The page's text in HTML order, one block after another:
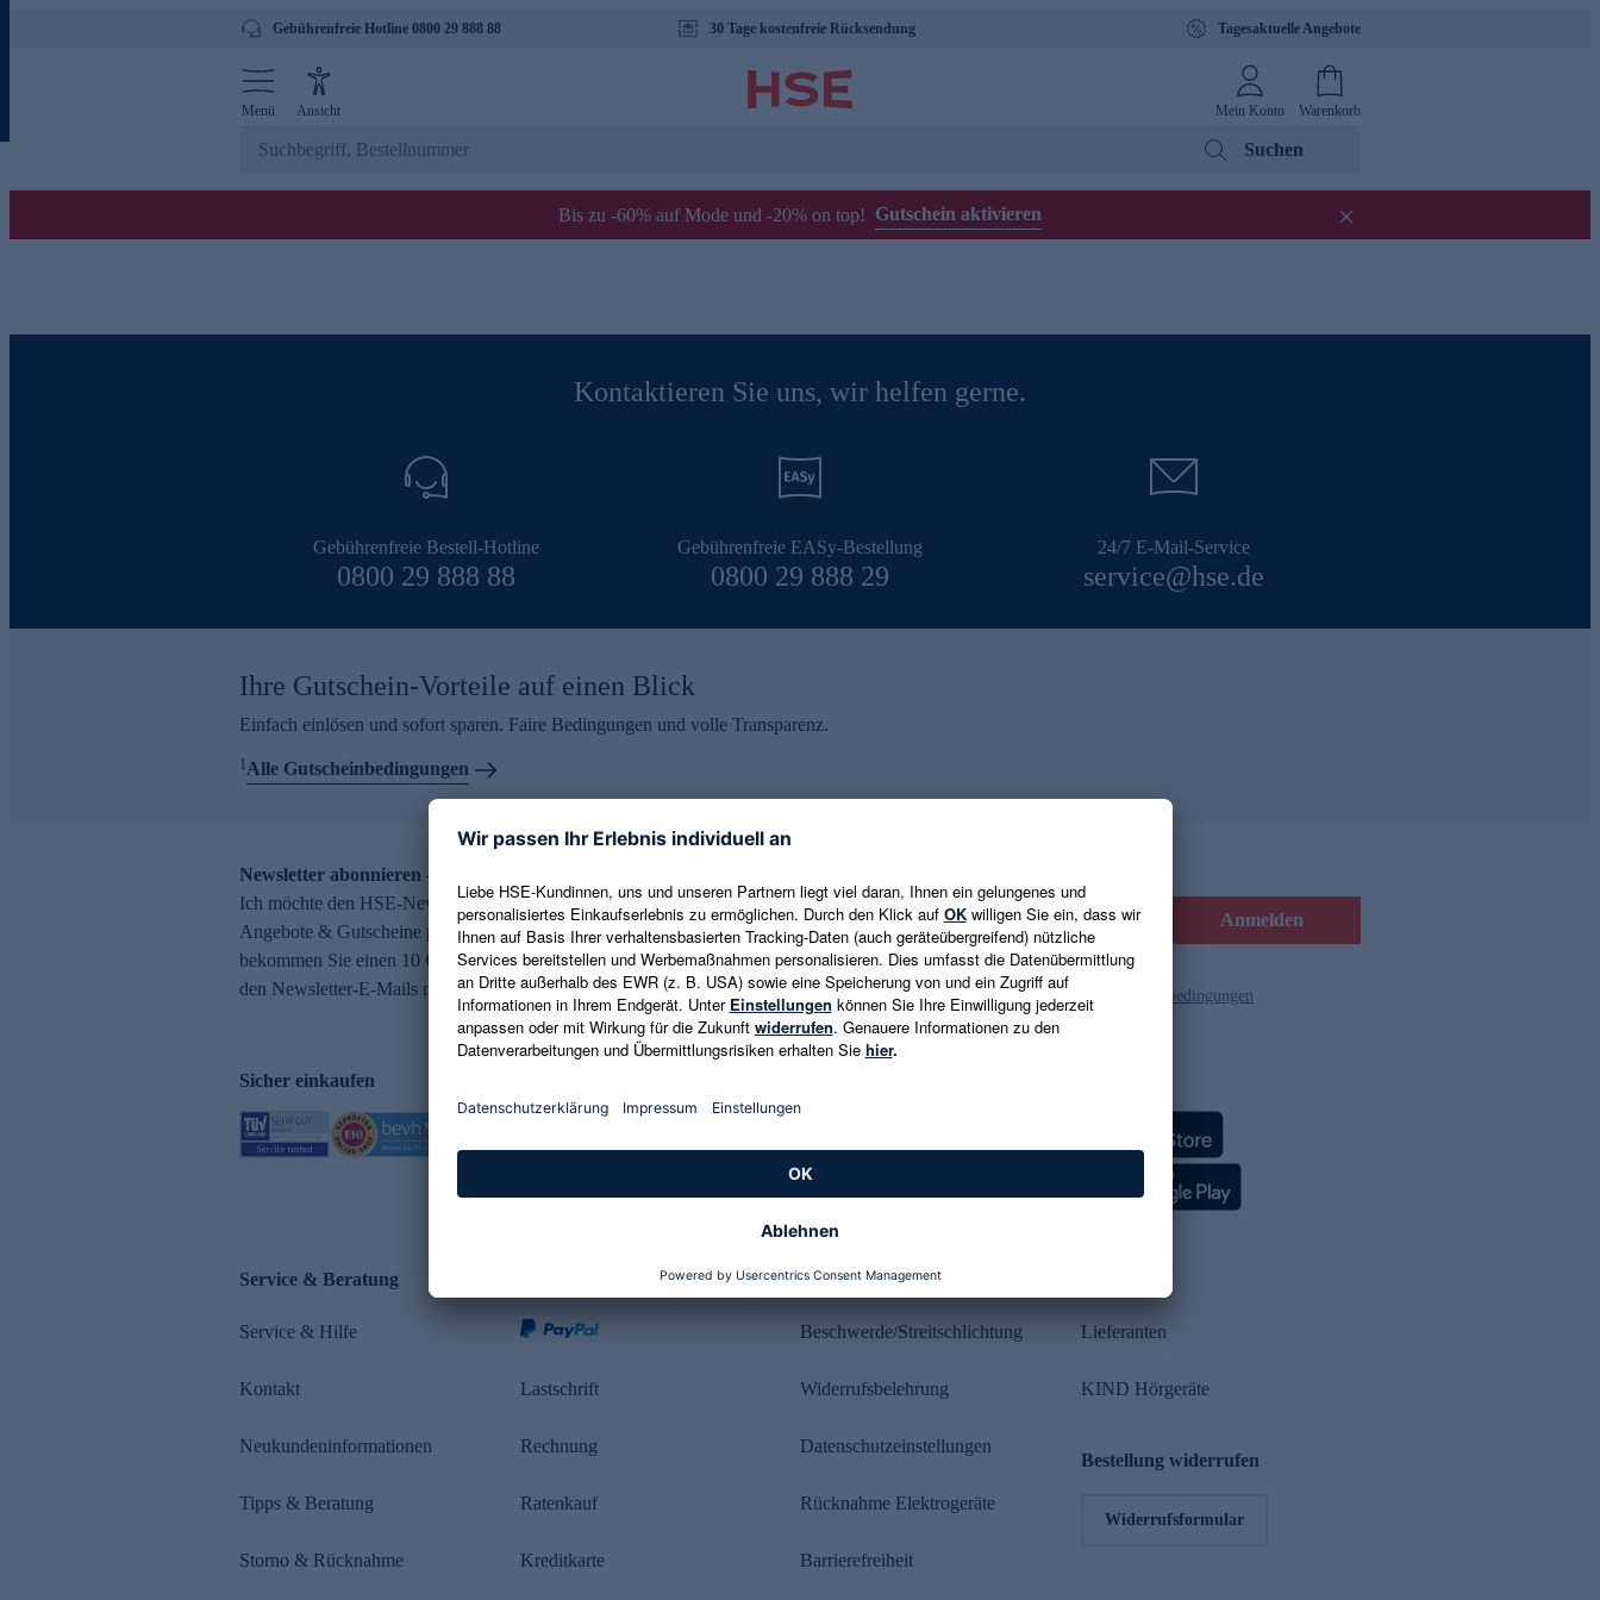
Gebührenfreie Hotline 0800 29 888 88 30 Tage kostenfreie Rücksendung Tagesaktuelle Angebote
Menü Ansicht Mein Konto Warenkorb
Suchen
Bis zu -60% auf Mode und -20% on top! Gutschein aktivieren
Kontaktieren Sie uns, wir helfen gerne.
Gebührenfreie Bestell-Hotline
0800 29 888 88
Gebührenfreie EASy-Bestellung
0800 29 888 29
24/7 E-Mail-Service
service@hse.de
Ihre Gutschein-Vorteile auf einen Blick
Einfach einlösen und sofort sparen. Faire Bedingungen und volle Transparenz.
1Alle Gutscheinbedingungen
Newsletter abonnieren – 10 € Gutschein erhalten
Ich möchte den HSE-Newsletter abonnieren und aktuelle Trends,
Angebote & Gutscheine per E-Mail erhalten. Als Dankeschön
bekommen Sie einen 10 € Gutschein. Eine Abmeldung ist jederzeit in
den Newsletter-E-Mails möglich.
E-Mail-Adresse eingeben Anmelden
Es gelten die Datenschutzrichtlinien und die Gutscheinbedingungen
Sicher einkaufen
Service & Beratung
Service & Hilfe
Kontakt
Neukundeninformationen
Tipps & Beratung
Storno & Rücknahme
Lastschrift
Rechnung
Ratenkauf
Kreditkarte
Rechtliches
Beschwerde/Streitschlichtung
Widerrufsbelehrung
Datenschutzeinstellungen
Rücknahme Elektrogeräte
Barrierefreiheit
Lieferanten
KIND Hörgeräte
Bestellung widerrufen
Widerrufsformular